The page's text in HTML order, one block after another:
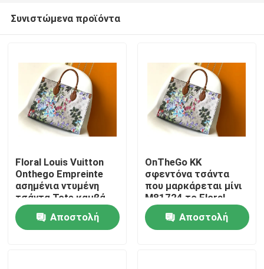
Σπίτι
Προϊόντα
Συνιστώμενα προϊόντα
Floral Louis Vuitton
Onthego Empreinte
ασημένια ντυμένη
τσάντα Tote καμβά
cOem
Αποστολή
OnTheGo ΚΚ
σφεντόνα τσάντα
που μαρκάρεται μίνι
M81724 το Floral
ντυμένο ασήμι καμβά
σχεδίωνΑποστολή